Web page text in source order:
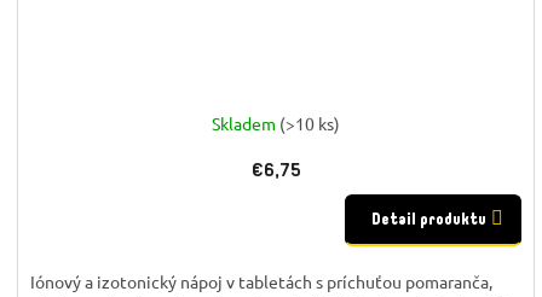
Skladem (>10 ks)
€6,75
Detail produktu
Iónový a izotonický nápoj v tabletách s príchuťou pomaranča,